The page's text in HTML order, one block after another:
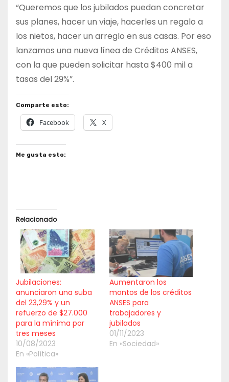
“Queremos que los jubilados puedan concretar
sus planes, hacer un viaje, hacerles un regalo a
los nietos, hacer un arreglo en sus casas. Por eso
lanzamos una nueva línea de Créditos ANSES,
con la que pueden solicitar hasta $400 mil a
tasas del 29%”.
Comparte esto:
Facebook X
Me gusta esto:
Relacionado
Jubilaciones:
anunciaron una suba
del 23,29% y un
refuerzo de $27.000
para la mínima por
tres meses
10/08/2023
En «Política»
Aumentaron los
montos de los créditos
ANSES para
trabajadores y
jubilados
01/11/2023
En «Sociedad»